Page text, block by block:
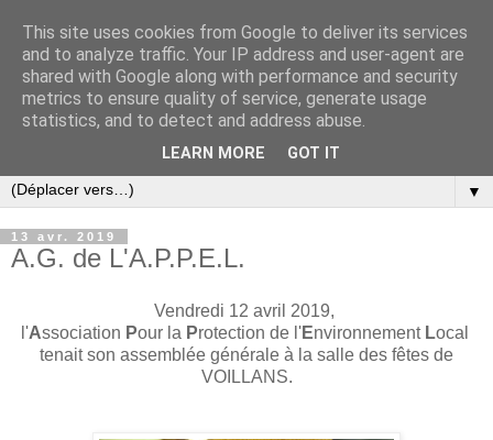
▼
13 avr. 2019
A.G. de L'A.P.P.E.L.
Vendredi 12 avril 2019,
l'Association Pour la Protection de l'Environnement Local
tenait son assemblée générale à la salle des fêtes de
VOILLANS.
This site uses cookies from Google to deliver its services
and to analyze traffic. Your IP address and user-agent are
shared with Google along with performance and security
metrics to ensure quality of service, generate usage
statistics, and to detect and address abuse.
LEARN MORE GOT IT